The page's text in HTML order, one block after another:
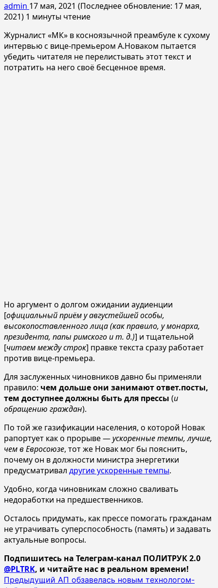
admin 17 мая, 2021 (Последнее обновление: 17 мая,
2021) 1 минуты чтение
Журналист «МК» в косноязычной преамбуле к сухому
интервью с вице-премьером А.Новаком пытается
убедить читателя не перелистывать этот текст и
потратить на него своё бесценное время.
Но аргумент о долгом ожидании аудиенции
[официальный приём у августейшей особы,
высокопоставленного лица (как правило, у монарха,
президента, папы римского и т. д.)] и тщательной
[читаем между строк] правке текста сразу работает
против вице-премьера.
Для заслуженных чиновников давно бы применяли
правило: чем дольше они занимают ответ.посты,
тем доступнее должны быть для прессы (и
обращению граждан).
По той же газификации населения, о которой Новак
рапортует как о прорыве —ускоренные темпы, лучше,
чем в Евросоюзе, тот же Новак мог бы пояснить,
почему он в должности министра энергетики
предусматривал другие ускоренные темпы.
Удобно, когда чиновникам сложно сваливать
недоработки на предшественников.
Осталось придумать, как прессе помогать гражданам
не утрачивать суперспособность (память) и задавать
актуальные вопросы.
Подпишитесь на Телеграм-канал ПОЛИТРУК 2.0
@PLTRK, и читайте нас в реальном времени!
Навигация
Предыдущий АП обзавелась новым технологом-